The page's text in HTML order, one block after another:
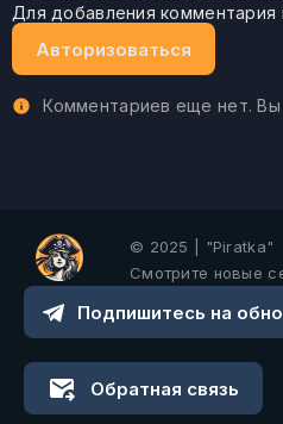
Для добавления
Авторизоваться
Комментариев еще нет.
© 2025 | "Piratka"
Смотрите новые
Подпишитесь на
Обратная связь